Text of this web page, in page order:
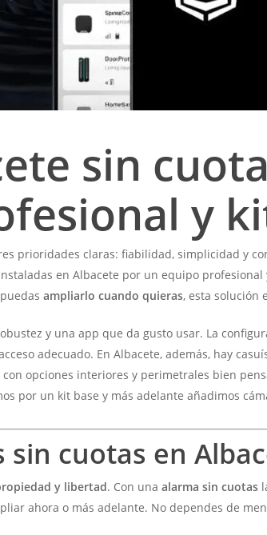
sin
y
prioridades claras: fiabilidad, simplicidad y
en Albacete por un equipo
ampliarlo cuando quieras, esta solución
y una app que da gusto usar. La
adecuado. En Albacete, además, hay
opciones interiores y perimetrales bien
por un kit base y más adelante añadimos
sin cuotas en
y libertad. Con unaalarma sin cuotas
ahora o más adelante. No dependes de